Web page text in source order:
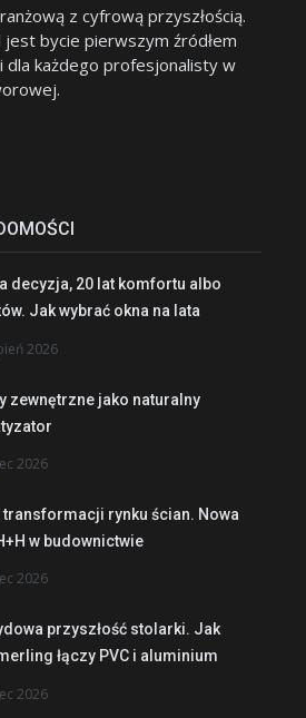
z cyfrową przyszłością.
bycie pierwszym źródłem
dla każdego profesjonalisty w
decyzja, 20 lat komfortu albo
Jak wybrać okna na lata
2026
zewnętrzne jako naturalny
2026
transformacji rynku ścian. Nowa
w budownictwie
2026
przyszłość stolarki. Jak
łączy PVC i aluminium
2026